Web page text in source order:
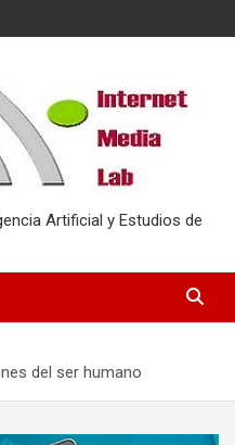
Artificial y Estudios de
del ser humano